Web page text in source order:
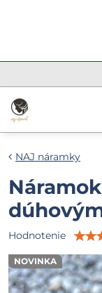
NOVINKA
NAJ náramky
Hodnotenie